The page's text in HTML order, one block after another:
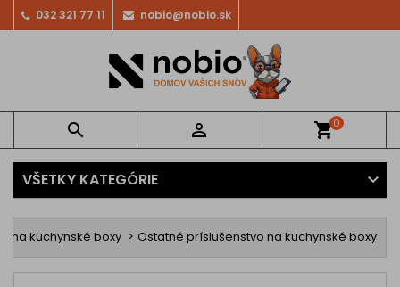
032 321 77 11 nobio@nobio.sk
  shopping_cart0
VŠETKY KATEGÓRIE
na kuchynské boxy Ostatné príslušenstvo na kuchynské boxy